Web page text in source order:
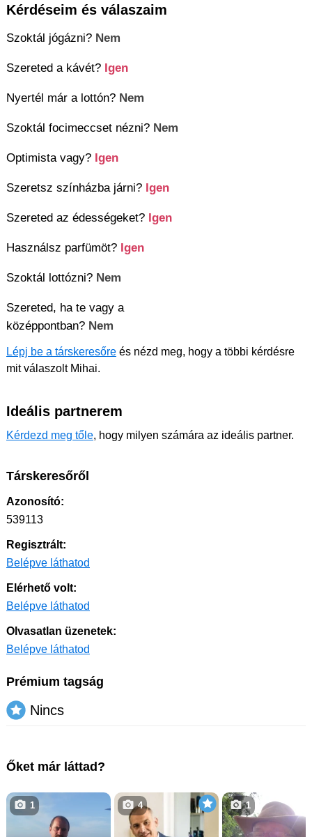
Kérdéseim és válaszaim
Szoktál jógázni? Nem
Szereted a kávét? Igen
Nyertél már a lottón? Nem
Szoktál focimeccset nézni? Nem
Optimista vagy? Igen
Szeretsz színházba járni? Igen
Szereted az édességeket? Igen
Használsz parfümöt? Igen
Szoktál lottózni? Nem
Szereted, ha te vagy a
középpontban? Nem
Lépj be a társkeresőre és nézd meg, hogy a többi kérdésre
mit válaszolt Mihai.
Ideális partnerem
Kérdezd meg tőle, hogy milyen számára az ideális partner.
Társkeresőről
Azonosító:
539113
Regisztrált:
Belépve láthatod
Elérhető volt:
Belépve láthatod
Olvasatlan üzenetek:
Belépve láthatod
Prémium tagság
Nincs
Őket már láttad?
1 4 1